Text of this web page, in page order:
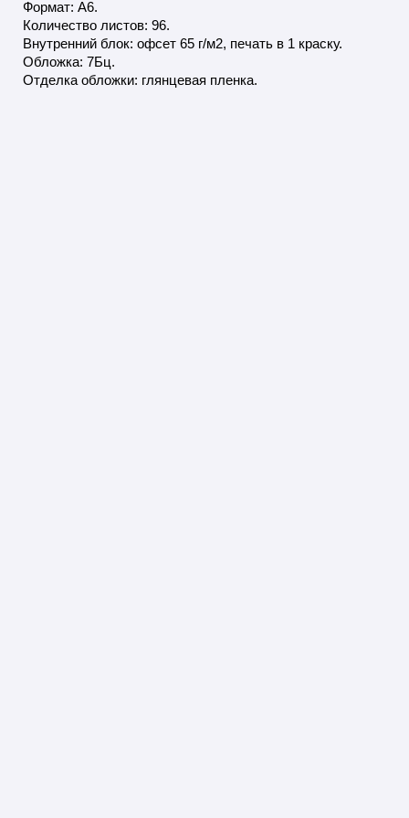
Формат: А6.
Количество листов: 96.
Внутренний блок: офсет 65 г/м2, печать в 1 краску.
Обложка: 7Бц.
Отделка обложки: глянцевая пленка.